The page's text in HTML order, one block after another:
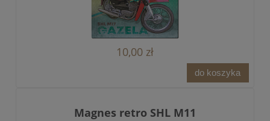
10,00 zł
do koszyka
Magnes retro SHL M11